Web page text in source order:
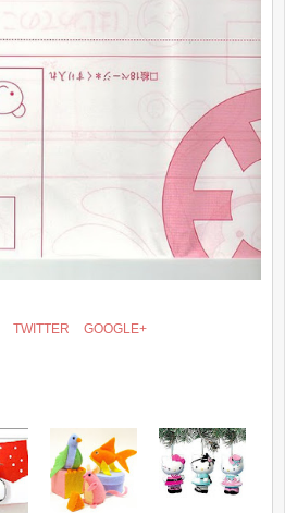
TWITTER GOOGLE+